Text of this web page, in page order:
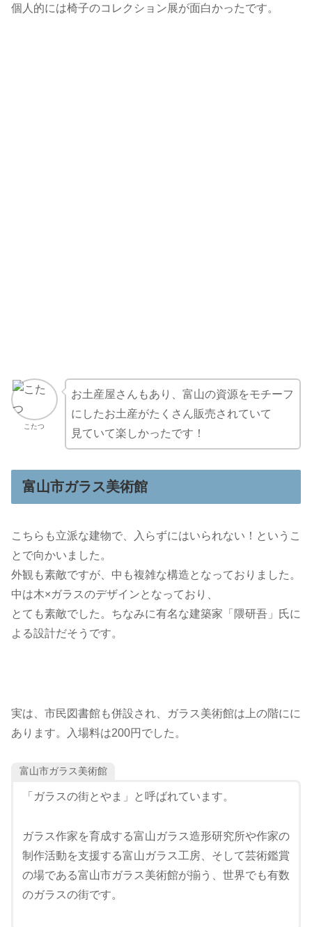
個人的には椅子のコレクション展が面白かったです。
こたつ
お土産屋さんもあり、富山の資源をモチーフ
にしたお土産がたくさん販売されていて
見ていて楽しかったです！
富山市ガラス美術館
こちらも立派な建物で、入らずにはいられない！というこ
とで向かいました。
外観も素敵ですが、中も複雑な構造となっておりました。
中は木×ガラスのデザインとなっており、
とても素敵でした。ちなみに有名な建築家「隈研吾」氏に
よる設計だそうです。
実は、市民図書館も併設され、ガラス美術館は上の階にに
あります。入場料は200円でした。
富山市ガラス美術館
「ガラスの街とやま」と呼ばれています。
ガラス作家を育成する富山ガラス造形研究所や作家の
制作活動を支援する富山ガラス工房、そして芸術鑑賞
の場である富山市ガラス美術館が揃う、世界でも有数
のガラスの街です。